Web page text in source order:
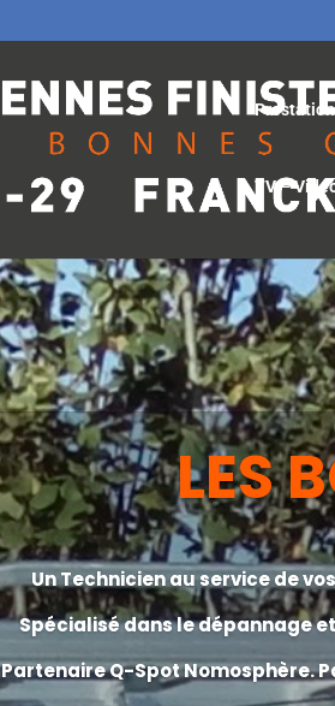
TV –
LES
Un Technicien au service de vos
Spécialisédans ledépannage
PartenaireQ-Spot Nomosphère.